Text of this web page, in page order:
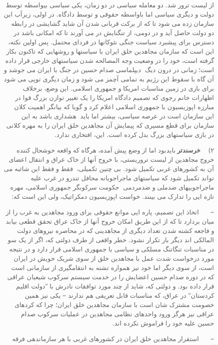
از لیست ترور شد. دو معامله سیاسی در دو زمان، یکی سیاسی بیواسطه توسط
دولت و دیگری سیاسی اما باواسطه حقوقی و توسط دادگاه. در اولی، زیرآب این
سازمان زده می شود تا که از برکت قربانی شدن آن شاید گشایشی در رابطه
دو دولت حاصل آید و در دومی، از تنگنایش در می آورند تا که امکانی باشد در
دسترس برای پیشبرد سیاست جنگی نئوکانها در فردای محتمل. پس اولین نکته،
این است که سازمان مجاهدین خلق ایران با سیاستها و روشهایی که تاکنون بکار
گرفته است، خود را در وضعیت وجه المصالحه شدن سیاستهای خارجی قرار داده
است؛ زمانی در درون دیگ دیپلماسی صدام حسین در جنگ با ایران می جوشد و
آن گاه با سقوط این رژیم به تمامی آچمز می شود و زمان دیگری توپی می شود
برای بازی در زمین مناسبات امریکا و جمهوری اسلامی. این وضع، برخلاف
اظهارات خانم رجوی که تصمیم دادگاه امریکا را یک تغییر توازن بزرگ قوا در
مبارزه اپوزیسیون با جمهوری اسلامی اعلام کرد و گویا که بیانگر اهمیت کلان
این سازمان است در عرصه سیاسی، بیشتر اما باید هشداری باشد به این
سازمان برای قطع مسیری که پیمایش آن مجاهدین خلق ایران را به مهره کلانی
در بازی سیاستهای بزرگ بدل کرده است. این، افتخاری ندارد.
۲)
خرسندتر بایدبود اما از وضع پیش آمده، هرگاه که واقعه خوشحال کننده
خروج مجاهدین از لیست تروریستی، با خروج آنها از خاک عراق و انتقال اعضای
آن به کشورهای غربی تکمیل شود. بی چنین تکمیلی، فقط و فقط این شائبه می
تواند تکمیل شود که سیاستهای ماجراجویانه محافل تندرو در غرب علیه
ماجراجوییهای ضدملی و ضدمردمی حکومت سرکوبگر جمهوری اسلامی، مهره
تازه ایی را تدارک می بینند. خواست اپوزیسیون دمکراتیک، ولی این است که:
– اتخاذ این تصمیم، پاره ایی موانع حقوقی برای ورود مجاهدین به غرب را از
میان بردارد تا که از این طریق امکان خروج آنها از خاک عراق تحقق قطعی بیابد
و فاجعه کشته شدن تعداد دیگری از مجاهدینی که در محاصره نیروهای دولت
المالکی اند دیگر بار تکرار نشود. خطر واقعی از طرف دولتی که، اگر از یک سو
در مناسبات تنگاتنگ مسلکی و سیاسی با جمهوری اسلامی قرار دارد و در نتیجه
مورد درخواست شدت عمل با مجاهدین خلق از سوی شریک خویش در ایران
است، از سوی دیگر اما خود نیز همواره تشنه به انتقامگیری از سازمانی است
که در دوره صدام حسین اعضایش را در خدمت سیستم سرکوب شیعیان عراقی
قرار داده بود. و دولتی که، شاید از چند مورد توافقات نادرش با “دولت اقلیم
کردستان” در عراق، که مناسبات قابل تعریفی هم ندارند – یکی نیز همین
خصومت مشترک شان است با سازمان مجاهدین خلق ایران؛ چرا که کردهای
عراقی نیز هرگز ورود واحدهای نظامی مجاهدین در عملیات سرکوب صدام
حسین علیه خود را فراموش نکرده اند.
– استقرار مجاهدین خلق ایران در کشورهای غربی با هر سازماندهی فرقه